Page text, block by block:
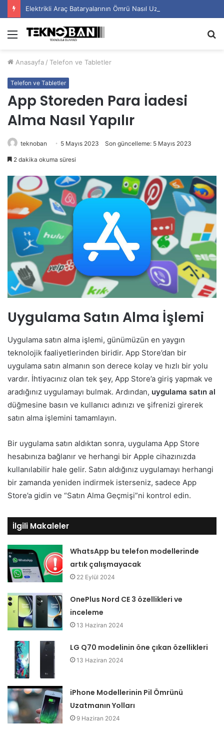
Elektrikli Araç Bataryalarının Ömrü Nasıl Uzatılır?
Menü
Anasayfa / Telefon ve Tabletler
Telefon ve Tabletler
App Storeden Para İadesi
Alma Nasıl Yapılır
teknoban 5 Mayıs 2023 Son güncelleme: 5 Mayıs 2023
2 dakika okuma süresi
Uygulama Satın Alma İşlemi
Uygulama satın alma işlemi, günümüzün en yaygın
teknolojik faaliyetlerinden biridir. App Store’dan bir
uygulama satın almanın son derece kolay ve hızlı bir yolu
vardır. İhtiyacınız olan tek şey, App Store’a giriş yapmak ve
aradığınız uygulamayı bulmak. Ardından, uygulama satın al
düğmesine basın ve kullanıcı adınızı ve şifrenizi girerek
satın alma işlemini tamamlayın.
Bir uygulama satın aldıktan sonra, uygulama App Store
hesabınıza bağlanır ve herhangi bir Apple cihazınızda
kullanılabilir hale gelir. Satın aldığınız uygulamayı herhangi
bir zamanda yeniden indirmek isterseniz, sadece App
Store’a gidin ve “Satın Alma Geçmişi”ni kontrol edin.
İlgili Makaleler
WhatsApp bu telefon modellerinde
artık çalışmayacak
22 Eylül 2024
OnePlus Nord CE 3 özellikleri ve
inceleme
13 Haziran 2024
LG Q70 modelinin öne çıkan özellikleri
13 Haziran 2024
iPhone Modellerinin Pil Ömrünü
Uzatmanın Yolları
9 Haziran 2024